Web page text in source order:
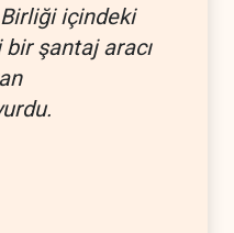
içindeki
bir şantaj aracı